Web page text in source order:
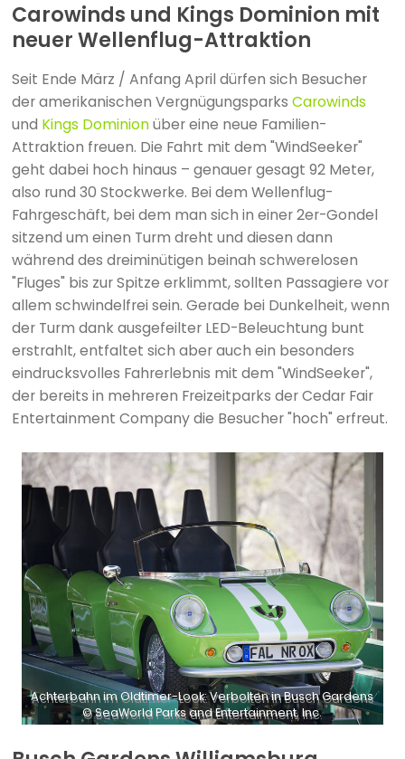
Carowinds und Kings Dominion mit
neuer Wellenflug-Attraktion
Seit Ende März / Anfang April dürfen sich Besucher
der amerikanischen Vergnügungsparks Carowinds
und Kings Dominionüber eine neue Familien-
Attraktion freuen. Die Fahrt mit dem "WindSeeker"
geht dabei hoch hinaus – genauer gesagt 92 Meter,
also rund 30 Stockwerke. Bei dem Wellenflug-
Fahrgeschäft, bei dem man sich in einer 2er-Gondel
sitzend um einen Turm dreht und diesen dann
während des dreiminütigen beinah schwerelosen
"Fluges" bis zur Spitze erklimmt, sollten Passagiere vor
allem schwindelfrei sein. Gerade bei Dunkelheit, wenn
der Turm dank ausgefeilter LED-Beleuchtung bunt
erstrahlt, entfaltet sich aber auch ein besonders
eindrucksvolles Fahrerlebnis mit dem "WindSeeker",
der bereits in mehreren Freizeitparks der Cedar Fair
Entertainment Company die Besucher "hoch" erfreut.
Achterbahn im Oldtimer-Look: Verbolten in Busch Gardens
© SeaWorld Parks and Entertainment, Inc.